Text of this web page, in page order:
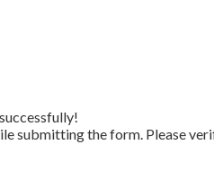
submitting the form. Please